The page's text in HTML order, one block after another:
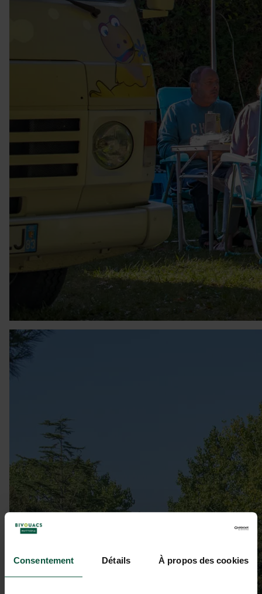
Consentement Détails À propos des cookies